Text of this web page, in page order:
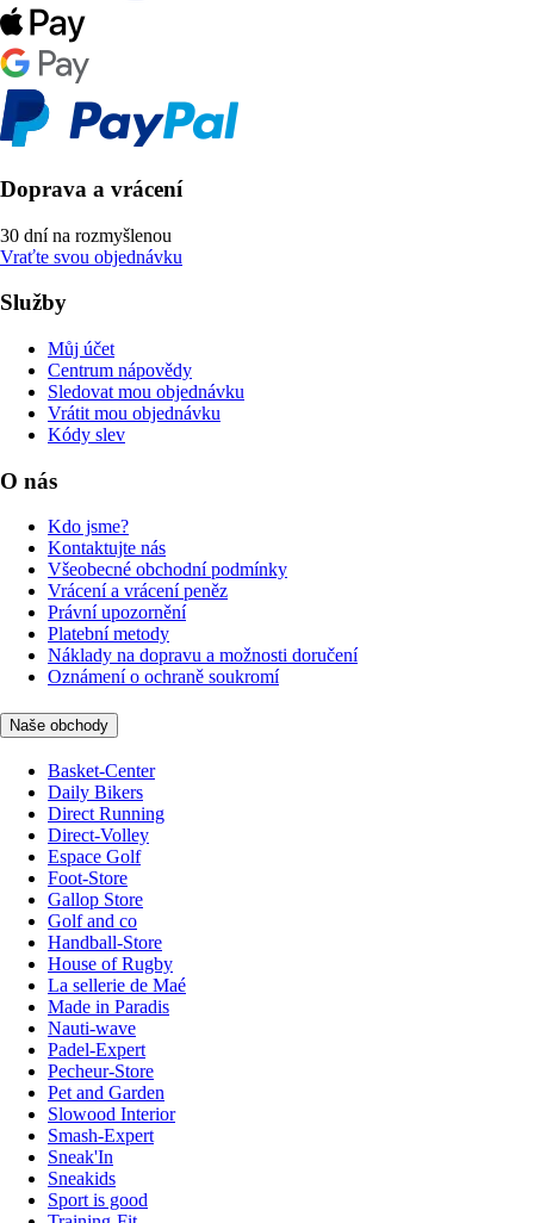
Doprava a vrácení
30 dní na rozmyšlenou
Vraťte svou objednávku
Služby
Můj účet
Centrum nápovědy
Sledovat mou objednávku
Vrátit mou objednávku
Kódy slev
O nás
Kdo jsme?
Kontaktujte nás
Všeobecné obchodní podmínky
Vrácení a vrácení peněz
Právní upozornění
Platební metody
Náklady na dopravu a možnosti doručení
Oznámení o ochraně soukromí
Naše obchody
Basket-Center
Daily Bikers
Direct Running
Direct-Volley
Espace Golf
Foot-Store
Gallop Store
Golf and co
Handball-Store
House of Rugby
La sellerie de Maé
Made in Paradis
Nauti-wave
Padel-Expert
Pecheur-Store
Pet and Garden
Slowood Interior
Smash-Expert
Sneak'In
Sneakids
Sport is good